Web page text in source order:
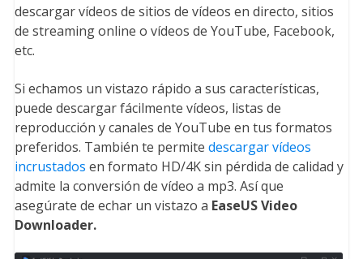
descargar vídeos de sitios de vídeos en directo, sitios
de streaming online o vídeos de YouTube, Facebook,
etc.
Si echamos un vistazo rápido a sus características,
puede descargar fácilmente vídeos, listas de
reproducción y canales de YouTube en tus formatos
preferidos. También te permite descargar vídeos
incrustados en formato HD/4K sin pérdida de calidad y
admite la conversión de vídeo a mp3. Así que
asegúrate de echar un vistazo a EaseUS Video
Downloader.